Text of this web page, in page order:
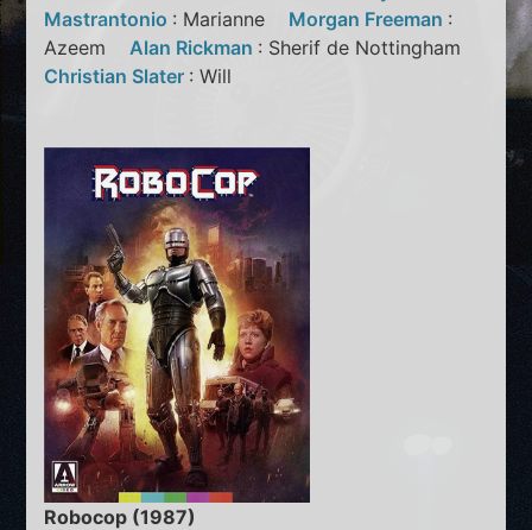
Mastrantonio : Marianne Morgan Freeman :
AzeemAlan Rickman : Sherif de Nottingham
Christian Slater : Will
Robocop (1987)